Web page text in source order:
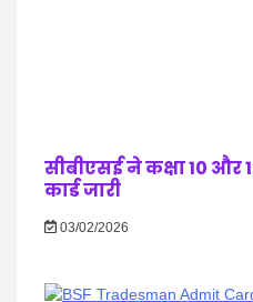
सीबीएसई ने कक्षा 10 और
कार्ड जारी
03/02/2026